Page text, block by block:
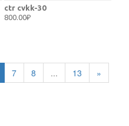
ctr cvkk-30
800.00₽
7 8 ... 13 »